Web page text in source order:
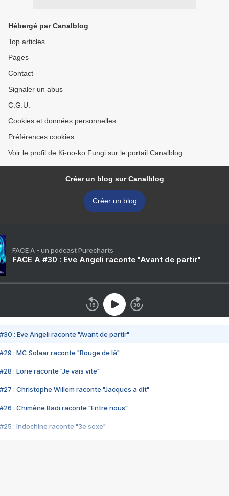
Hébergé par Canalblog
Top articles
Pages
Contact
Signaler un abus
C.G.U.
Cookies et données personnelles
Préférences cookies
Voir le profil de Ki-no-ko Fungi sur le portail Canalblog
Créer un blog sur Canalblog
Créer un blog
FACE A - un podcast Purecharts
FACE A #30 : Eve Angeli raconte "Avant de partir"
#30 : Eve Angeli raconte "Avant de partir"
#29 : MC Solaar raconte "Bouge de là"
#28 : Lorie raconte "Je vais vite"
#27 : Christophe Willem raconte "Jacques a dit"
#26 : Chimène Badi raconte "Entre nous"
#25 : Indochine raconte "3e sexe"